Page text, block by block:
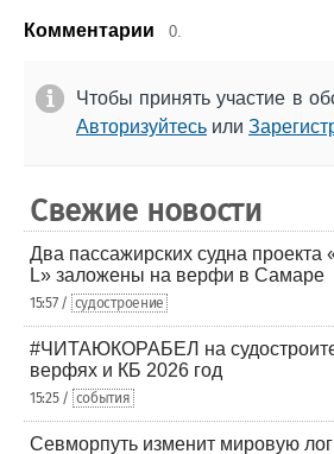
Комментарии 0.
Чтобы принять участие в
Авторизуйтесь или
Свежие новости
Два пассажирских судна
L» заложены на верфи в Самаре
15:57 / судостроение
#ЧИТАЮКОРАБЕЛ на
верфях и КБ 2026 год
15:25 / события
Севморпуть изменит мировую